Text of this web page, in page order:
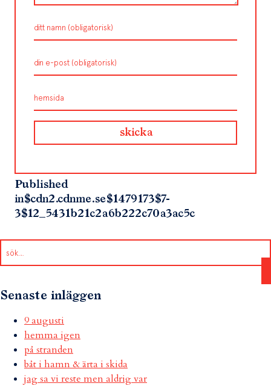
Published
in$cdn2.cdnme.se$1479173$7-
3$12_5431b21c2a6b222c70a3ac5c
Senaste inläggen
9 augusti
hemma igen
på stranden
båt i hamn & ärta i skida
jag sa vi reste men aldrig var